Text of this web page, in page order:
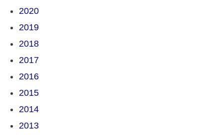
2020
2019
2018
2017
2016
2015
2014
2013